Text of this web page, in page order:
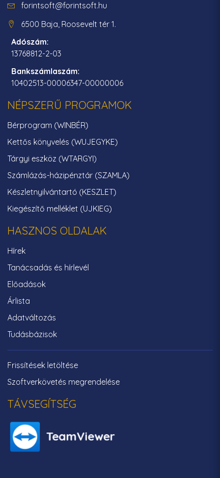
forintsoft@forintsoft.hu
6500 Baja, Roosevelt tér 1.
Adószám:
13768812-2-03
Bankszámlaszám:
10402513-00006347-00000006
NÉPSZERŰ PROGRAMOK
Bérprogram (WINBÉR)
Kettős könyvelés (WUJEGYKE)
Tárgyi eszköz (WTARGYI)
Számlázás-házipénztár (SZAMLA)
Készletnyilvántartó (KESZLET)
Kiegészítő melléklet (UJKIEG)
HASZNOS OLDALAK
Hírek
Tanácsadás és hírlevél
Előadások
Árlista
Adatváltozás
Tudásbázisok
Frissítések letöltése
Szoftverkövetés megrendelése
TÁVSEGÍTSÉG